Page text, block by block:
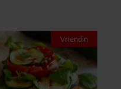
Vriendin